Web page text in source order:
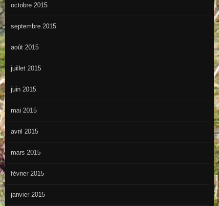
octobre 2015
septembre 2015
août 2015
juillet 2015
juin 2015
mai 2015
avril 2015
mars 2015
février 2015
janvier 2015